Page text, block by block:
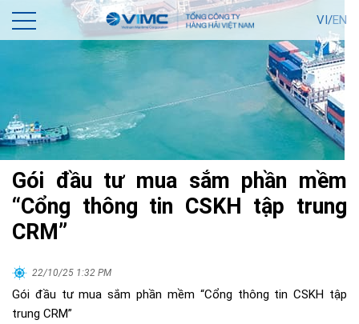
VI/EN
Gói đầu tư mua sắm phần mềm
“Cổng thông tin CSKH tập trung
CRM”
22/10/25 1:32 PM
Gói đầu tư mua sắm phần mềm “Cổng thông tin CSKH tập
trung CRM”